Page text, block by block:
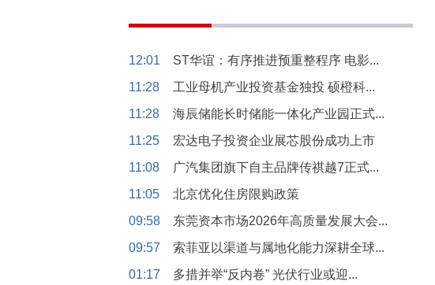
12:01
ST华谊：有序推进预重整程序 电影...
11:28
工业母机产业投资基金独投 硕橙科...
11:28
海辰储能长时储能一体化产业园正式...
11:25
宏达电子投资企业展芯股份成功上市
11:08
广汽集团旗下自主品牌传祺越7正式...
11:05
北京优化住房限购政策
09:58
东莞资本市场2026年高质量发展大会...
09:57
索菲亚以渠道与属地化能力深耕全球...
01:17
多措并举“反内卷” 光伏行业或迎...